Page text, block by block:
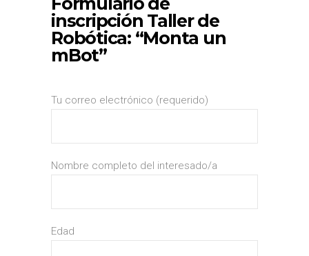
inscripción Taller de
Robótica: “Monta un
mBot”
Tu correo electrónico (requerido)
Nombre completo del interesado/a
Edad